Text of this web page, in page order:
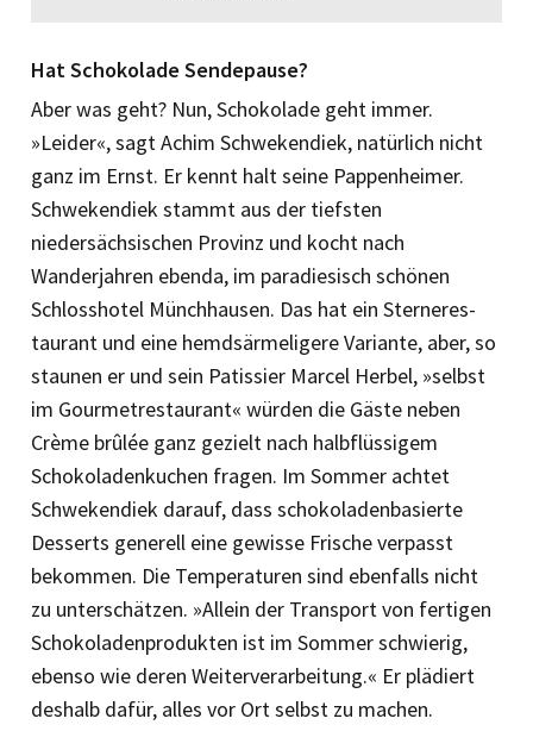
Hat Schokolade Sendepause?
Aber was geht? Nun, Schokolade geht immer.
»Leider«, sagt Achim Schwekendiek, natürlich nicht
ganz im Ernst. Er kennt halt seine Pappenheimer.
Schwekendiek stammt aus der tiefsten
niedersächsischen Provinz und kocht nach
Wanderjahren ebenda, im paradiesisch schönen
Schlosshotel Münchhausen. Das hat ein Sterneres­
taurant und eine hemdsärmeligere Variante, aber, so
staunen er und sein Patissier Marcel Herbel, »selbst
im Gourmetrestaurant« würden die Gäste neben
Crème brûlée ganz gezielt nach halbflüssigem
Schokoladenkuchen fragen. Im Sommer achtet
Schwekendiek darauf, dass schokoladenbasierte
Desserts generell eine gewisse Frische verpasst
bekommen. Die Temperaturen sind ebenfalls nicht
zu unterschätzen. »Allein der Transport von fertigen
Schokoladenprodukten ist im Sommer schwierig,
ebenso wie deren Weiterverarbeitung.« Er plädiert
deshalb dafür, alles vor Ort selbst zu machen.